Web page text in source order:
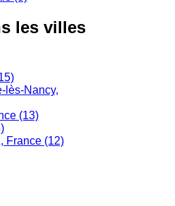
les villes
lès-Nancy,
(13)
France (12)